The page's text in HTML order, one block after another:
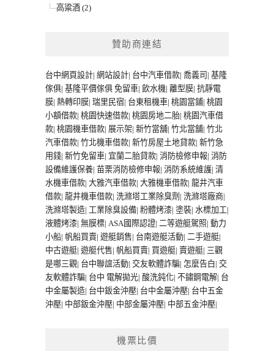
高粱酒 (2)
贊助商連結
台中網頁設計| 網站設計| 台中汽車借款| 喬義司 | 基隆
傢俱| 基隆平價傢俱 免留車| 飲水機| 離型膜| 抗靜電
膜| 熱轉印膜| 瑞里民宿| 台東租機車| 桃園當鋪| 桃園
小額借款| 桃園快速借款| 桃園房地二胎| 桃園汽車借
款| 桃園機車借款| 展示架| 新竹當舖| 竹北當舖| 竹北
汽車借款| 竹北機車借款| 新竹房屋土地貸款| 新竹急
用錢| 新竹免留車| 宜蘭二胎貸款| 消防檢修申報| 消防
設備維護保養| 苗栗消防檢修申報| 消防系統維護| 清
水機車借款| 大雅汽車借款| 大雅機車借款| 龍井汽車
借款| 龍井機車借款| 洗滌塔工業除臭劑 | 洗滌塔廠商|
洗滌塔製造| 工業除臭設備| 粉體烤漆| 塗裝| 水標加工|
液體烤漆| 無膜標| ASA國際認證| 二等遊艇駕照| 動力
小船| 帆船買賣| 遊艇銷售| 台南遊艇活動| 二手遊艇|
中古遊艇| 遊艇代售| 帆船買賣| 買遊艇| 賣遊艇| 三觀
是哪三觀| 台中聯誼活動| 交友軟體詐騙| 怎麼告白| 交
友軟體詐騙| 台中 電解拋光| 酸洗鈍化| 不鏽鋼電解| 台
中金屬製造| 台中鈑金沖壓| 台中金屬沖壓| 台中五金
沖壓| 中部鈑金沖壓| 中部金屬沖壓| 中部五金沖壓|
機票比價